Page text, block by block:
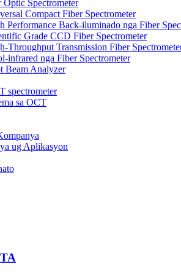
Optic Spectrometer
Compact Fiber Spectrometer
Performance Back-iluminado nga Fiber
Grade CCD Fiber Spectrometer
Throughput Transmission Fiber
infrared nga Fiber Spectrometer
Beam Analyzer
spectrometer
sa OCT
ug Aplikasyon